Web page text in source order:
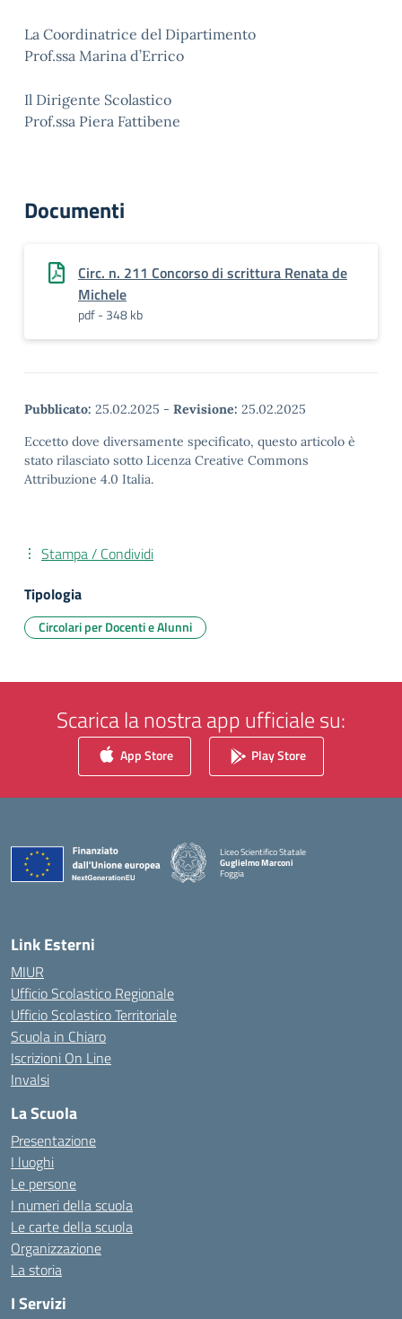
La Coordinatrice del Dipartimento
Prof.ssa Marina d’Errico
Il Dirigente Scolastico
Prof.ssa Piera Fattibene
Documenti
Circ. n. 211 Concorso di scrittura Renata de
Michele
pdf - 348 kb
Pubblicato: 25.02.2025 - Revisione: 25.02.2025
Eccetto dove diversamente specificato, questo articolo è
stato rilasciato sotto Licenza Creative Commons
Attribuzione 4.0 Italia.
Stampa / Condividi
Tipologia
Circolari per Docenti e Alunni
Scarica la nostra app ufficiale su:
App Store Play Store
Liceo Scientifico Statale
Guglielmo Marconi
Foggia
— Visita la pagina iniziale della scuola
Link Esterni
MIUR
Ufficio Scolastico Regionale
Ufficio Scolastico Territoriale
Scuola in Chiaro
Iscrizioni On Line
Invalsi
La Scuola
Presentazione
I luoghi
Le persone
I numeri della scuola
Le carte della scuola
Organizzazione
La storia
I Servizi